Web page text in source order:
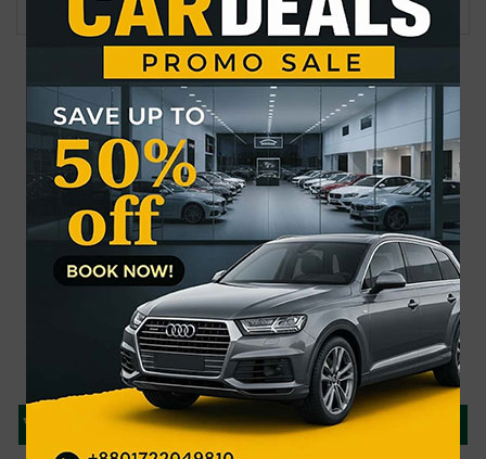
Page 1 of 15 1 4 ...
»
সর্বশেষ
জনপ্রিয়
গ্র্যামিতে এখনো সিদ্ধান্তহীন স্ট্রে কিডস
৩ দিনে ফ্রি দেখা যাবে ৬ সিনেমা
উন্মুক্ত জুলাই স্মৃতি জাদুঘর: প্রথম দিনেই জাদুঘরে ঢুকতে বিশৃঙ্খলা
দেশজুড়ে ৫ দিন বৃষ্টির পূর্বাভাস
একদিনের ব্যবধানে আবারও কমলো স্বর্ণের দাম
ঢাকা-ময়মনসিংহ রুটে ট্রেন চলাচল বন্ধ
থাইল্যান্ডে স্কুলে শিক্ষার্থীর বন্দুক হামলায় নিহত ৭
আর্কাইভ